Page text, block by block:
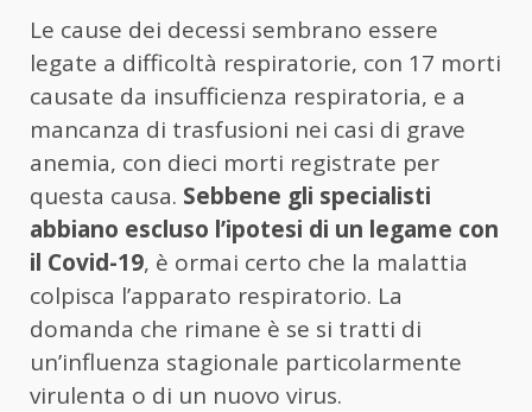
Le cause dei decessi sembrano essere
legate a difficoltà respiratorie, con 17 morti
causate da insufficienza respiratoria, e a
mancanza di trasfusioni nei casi di grave
anemia, con dieci morti registrate per
questa causa. Sebbene gli specialisti
abbiano escluso l’ipotesi di un legame con
il Covid-19, è ormai certo che la malattia
colpisca l’apparato respiratorio. La
domanda che rimane è se si tratti di
un’influenza stagionale particolarmente
virulenta o di un nuovo virus.